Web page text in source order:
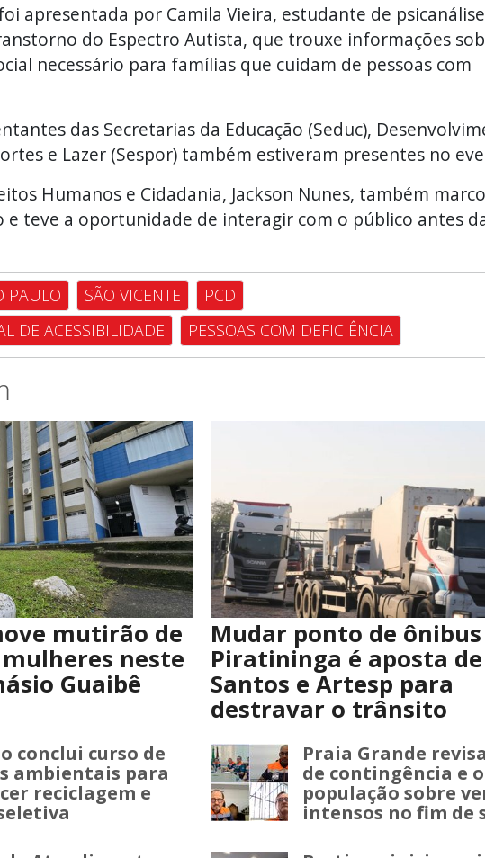
apresentada por Camila Vieira, estudante de
do Espectro Autista, que trouxe informações
necessário para famílias que cuidam de pessoas com
das Secretarias da Educação (Seduc),
e Lazer (Sespor) também estiveram presentes no
Humanos e Cidadania, Jackson Nunes, também
e teve a oportunidade de interagir com o público antes
PAULO SÃO VICENTE
PCD
DE ACESSIBILIDADE
PESSOAS COM DEFICIÊNCIA
mutirão de
neste
Guaibê
Mudar ponto de
Piratininga é aposta de
Santos e Artesp para
destravar o trânsito
conclui curso de
ambientais para
reciclagem e
Praia Grande
de contingência e
população sobre
intensos no fim de